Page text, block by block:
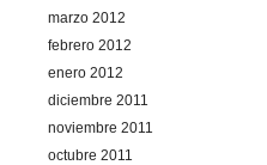
marzo 2012
febrero 2012
enero 2012
diciembre 2011
noviembre 2011
octubre 2011